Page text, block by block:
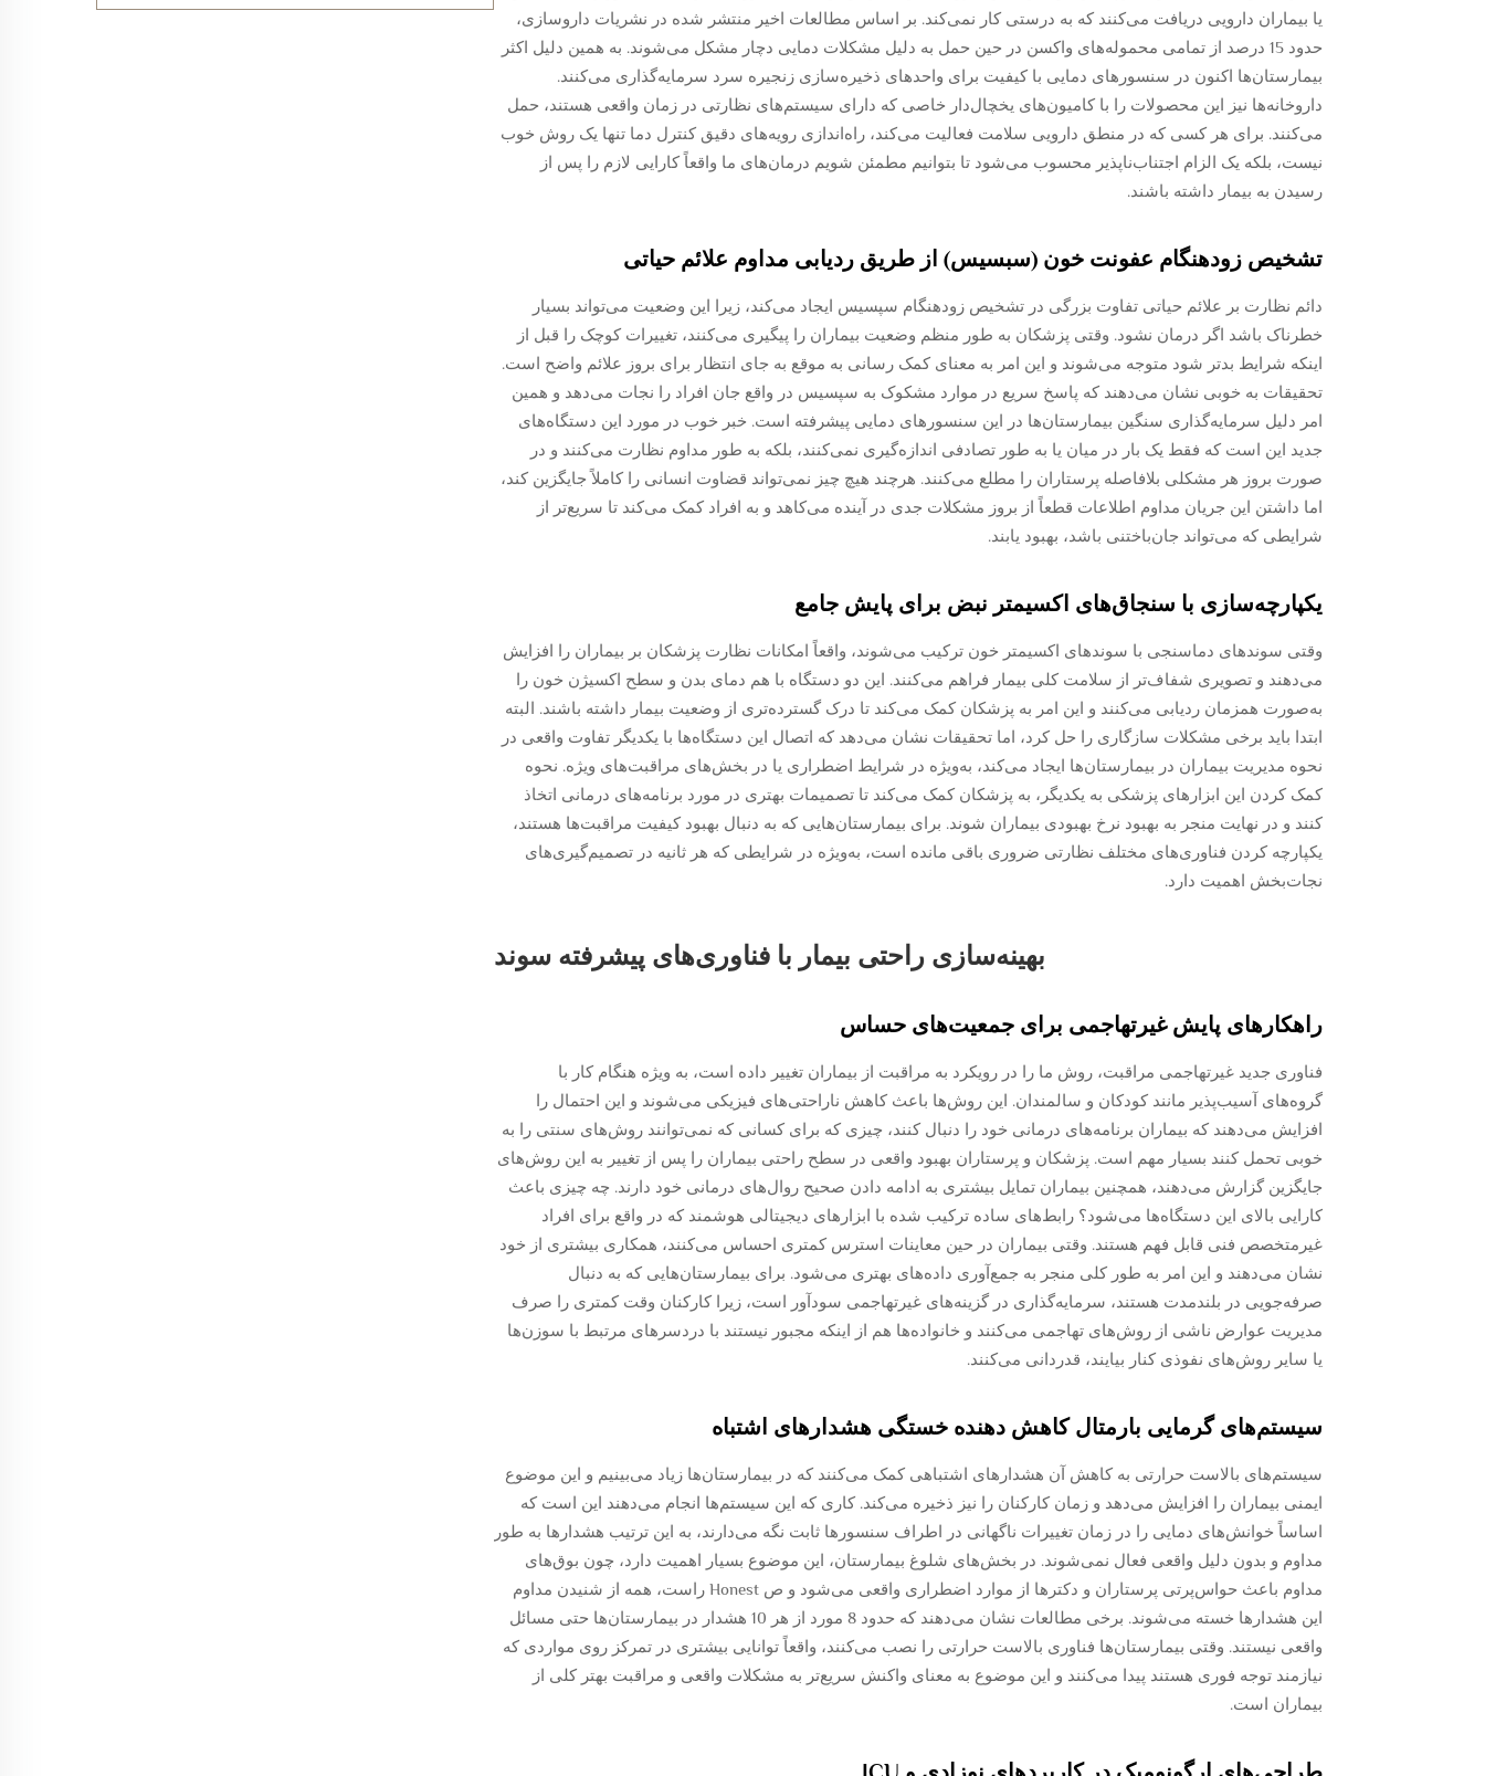
یا بیماران دارویی دریافت می‌کنند که به درستی کار نمی‌کند. بر اساس مطالعات اخیر منتشر شده در نشریات داروسازی،
حدود 15 درصد از تمامی محموله‌های واکسن در حین حمل به دلیل مشکلات دمایی دچار مشکل می‌شوند. به همین دلیل اکثر
بیمارستان‌ها اکنون در سنسورهای دمایی با کیفیت برای واحدهای ذخیره‌سازی زنجیره سرد سرمایه‌گذاری می‌کنند.
داروخانه‌ها نیز این محصولات را با کامیون‌های یخچال‌دار خاصی که دارای سیستم‌های نظارتی در زمان واقعی هستند، حمل
می‌کنند. برای هر کسی که در منطق دارویی سلامت فعالیت می‌کند، راه‌اندازی رویه‌های دقیق کنترل دما تنها یک روش خوب
نیست، بلکه یک الزام اجتناب‌ناپذیر محسوب می‌شود تا بتوانیم مطمئن شویم درمان‌های ما واقعاً کارایی لازم را پس از
رسیدن به بیمار داشته باشند.
تشخیص زودهنگام عفونت خون (سبسیس) از طریق ردیابی مداوم علائم حیاتی
دائم نظارت بر علائم حیاتی تفاوت بزرگی در تشخیص زودهنگام سپسیس ایجاد می‌کند، زیرا این وضعیت می‌تواند بسیار
خطرناک باشد اگر درمان نشود. وقتی پزشکان به طور منظم وضعیت بیماران را پیگیری می‌کنند، تغییرات کوچک را قبل از
اینکه شرایط بدتر شود متوجه می‌شوند و این امر به معنای کمک رسانی به موقع به جای انتظار برای بروز علائم واضح است.
تحقیقات به خوبی نشان می‌دهند که پاسخ سریع در موارد مشکوک به سپسیس در واقع جان افراد را نجات می‌دهد و همین
امر دلیل سرمایه‌گذاری سنگین بیمارستان‌ها در این سنسورهای دمایی پیشرفته است. خبر خوب در مورد این دستگاه‌های
جدید این است که فقط یک بار در میان یا به طور تصادفی اندازه‌گیری نمی‌کنند، بلکه به طور مداوم نظارت می‌کنند و در
صورت بروز هر مشکلی بلافاصله پرستاران را مطلع می‌کنند. هرچند هیچ چیز نمی‌تواند قضاوت انسانی را کاملاً جایگزین کند،
اما داشتن این جریان مداوم اطلاعات قطعاً از بروز مشکلات جدی در آینده می‌کاهد و به افراد کمک می‌کند تا سریع‌تر از
شرایطی که می‌تواند جان‌باختنی باشد، بهبود یابند.
یکپارچه‌سازی با سنجاق‌های اکسیمتر نبض برای پایش جامع
وقتی سوندهای دماسنجی با سوندهای اکسیمتر خون ترکیب می‌شوند، واقعاً امکانات نظارت پزشکان بر بیماران را افزایش
می‌دهند و تصویری شفاف‌تر از سلامت کلی بیمار فراهم می‌کنند. این دو دستگاه با هم دمای بدن و سطح اکسیژن خون را
به‌صورت همزمان ردیابی می‌کنند و این امر به پزشکان کمک می‌کند تا درک گسترده‌تری از وضعیت بیمار داشته باشند. البته
ابتدا باید برخی مشکلات سازگاری را حل کرد، اما تحقیقات نشان می‌دهد که اتصال این دستگاه‌ها با یکدیگر تفاوت واقعی در
نحوه مدیریت بیماران در بیمارستان‌ها ایجاد می‌کند، به‌ویژه در شرایط اضطراری یا در بخش‌های مراقبت‌های ویژه. نحوه
کمک کردن این ابزارهای پزشکی به یکدیگر، به پزشکان کمک می‌کند تا تصمیمات بهتری در مورد برنامه‌های درمانی اتخاذ
کنند و در نهایت منجر به بهبود نرخ بهبودی بیماران شوند. برای بیمارستان‌هایی که به دنبال بهبود کیفیت مراقبت‌ها هستند،
یکپارچه کردن فناوری‌های مختلف نظارتی ضروری باقی مانده است، به‌ویژه در شرایطی که هر ثانیه در تصمیم‌گیری‌های
نجات‌بخش اهمیت دارد.
بهینه‌سازی راحتی بیمار با فناوری‌های پیشرفته سوند
راهکارهای پایش غیرتهاجمی برای جمعیت‌های حساس
فناوری جدید غیرتهاجمی مراقبت، روش ما را در رویکرد به مراقبت از بیماران تغییر داده است، به ویژه هنگام کار با
گروه‌های آسیب‌پذیر مانند کودکان و سالمندان. این روش‌ها باعث کاهش ناراحتی‌های فیزیکی می‌شوند و این احتمال را
افزایش می‌دهند که بیماران برنامه‌های درمانی خود را دنبال کنند، چیزی که برای کسانی که نمی‌توانند روش‌های سنتی را به
خوبی تحمل کنند بسیار مهم است. پزشکان و پرستاران بهبود واقعی در سطح راحتی بیماران را پس از تغییر به این روش‌های
جایگزین گزارش می‌دهند، همچنین بیماران تمایل بیشتری به ادامه دادن صحیح روال‌های درمانی خود دارند. چه چیزی باعث
کارایی بالای این دستگاه‌ها می‌شود؟ رابط‌های ساده ترکیب شده با ابزارهای دیجیتالی هوشمند که در واقع برای افراد
غیرمتخصص فنی قابل فهم هستند. وقتی بیماران در حین معاینات استرس کمتری احساس می‌کنند، همکاری بیشتری از خود
نشان می‌دهند و این امر به طور کلی منجر به جمع‌آوری داده‌های بهتری می‌شود. برای بیمارستان‌هایی که به دنبال
صرفه‌جویی در بلندمدت هستند، سرمایه‌گذاری در گزینه‌های غیرتهاجمی سودآور است، زیرا کارکنان وقت کمتری را صرف
مدیریت عوارض ناشی از روش‌های تهاجمی می‌کنند و خانواده‌ها هم از اینکه مجبور نیستند با دردسرهای مرتبط با سوزن‌ها
یا سایر روش‌های نفوذی کنار بیایند، قدردانی می‌کنند.
سیستم‌های گرمایی بارمتال کاهش دهنده خستگی هشدارهای اشتباه
سیستم‌های بالاست حرارتی به کاهش آن هشدارهای اشتباهی کمک می‌کنند که در بیمارستان‌ها زیاد می‌بینیم و این موضوع
ایمنی بیماران را افزایش می‌دهد و زمان کارکنان را نیز ذخیره می‌کند. کاری که این سیستم‌ها انجام می‌دهند این است که
اساساً خوانش‌های دمایی را در زمان تغییرات ناگهانی در اطراف سنسورها ثابت نگه می‌دارند، به این ترتیب هشدارها به طور
مداوم و بدون دلیل واقعی فعال نمی‌شوند. در بخش‌های شلوغ بیمارستان، این موضوع بسیار اهمیت دارد، چون بوق‌های
مداوم باعث حواس‌پرتی پرستاران و دکترها از موارد اضطراری واقعی می‌شود و ص Honest راست، همه از شنیدن مداوم
این هشدارها خسته می‌شوند. برخی مطالعات نشان می‌دهند که حدود 8 مورد از هر 10 هشدار در بیمارستان‌ها حتی مسائل
واقعی نیستند. وقتی بیمارستان‌ها فناوری بالاست حرارتی را نصب می‌کنند، واقعاً توانایی بیشتری در تمرکز روی مواردی که
نیازمند توجه فوری هستند پیدا می‌کنند و این موضوع به معنای واکنش سریع‌تر به مشکلات واقعی و مراقبت بهتر کلی از
بیماران است.